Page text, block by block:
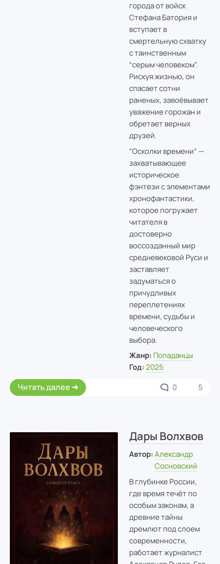
города от войск
Стефана Батория и
вступает в
смертельную схватку
с таинственным
“серым человеком”.
Рискуя жизнью, он
спасает сотни
раненых, завоёвывает
уважение горожан и
обретает верных
друзей.
“Осколки времени” —
захватывающее
историческое
фэнтези с элементами
хронофантастики,
которое погружает
читателя в
достоверно
воссозданный мир
средневековой Руси и
заставляет
задуматься о
причудливых
переплетениях
времени, судьбы и
человеческого
выбора.
Жанр: Попаданцы
Год: 2025
Читать далее 0 5
Дары Волхвов
Автор: Александр
Сосновский
В глубинке России,
где время течёт по
особым законам, а
древние тайны
дремлют под слоем
современности,
работает журналист